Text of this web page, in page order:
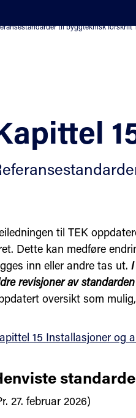
til byggteknisk forskrift
til TEK
Dette kan medføre
inn eller andre tas ut.
revisjoner av standarden
oversikt som
15 Installasjoner og
27. februar 2026)